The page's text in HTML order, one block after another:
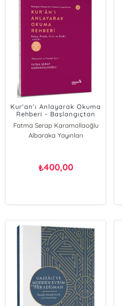
Kur'an'ı Anlayarak Okuma
Rehberi - Başlangıçtan
Belagata Kur'an Merkezli
Arapça Dersleri 2
Fatma Serap Karamollaoğlu
Albaraka Yayınları
₺400,00